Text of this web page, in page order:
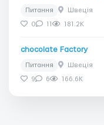
Питання Швеція
0 181.2K
chocolate Factory
Питання Швеція
9 6 166.6K